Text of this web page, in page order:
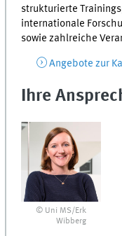
strukturierte
internationale
sowie zahlreiche
Angebote zur
Ihre
© Uni MS/Erk
Wibberg